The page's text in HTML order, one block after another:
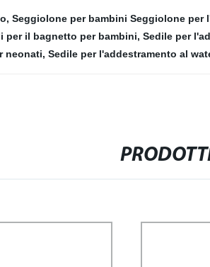
, Seggiolone per bambini Seggiolone per
per il bagnetto per bambini, Sedile per
neonati, Sedile per l'addestramento al